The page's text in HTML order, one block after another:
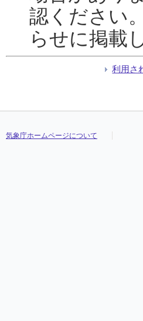
認ください
らせに掲載
利用さ
気象庁ホームページについて